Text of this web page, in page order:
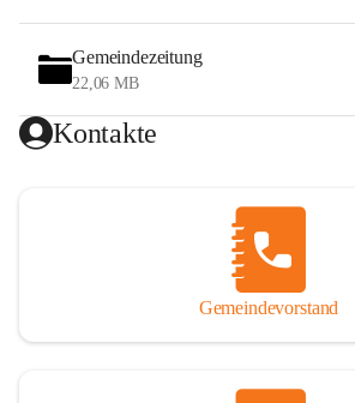
Gemeindezeitung
22,06 MB
Kontakte
Gemeindevorstand